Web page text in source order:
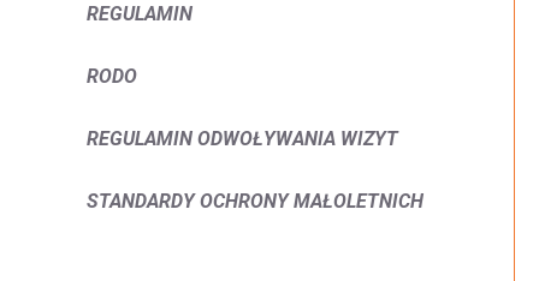
REGULAMIN
RODO
REGULAMIN ODWOŁYWANIA WIZYT
STANDARDY OCHRONY MAŁOLETNICH